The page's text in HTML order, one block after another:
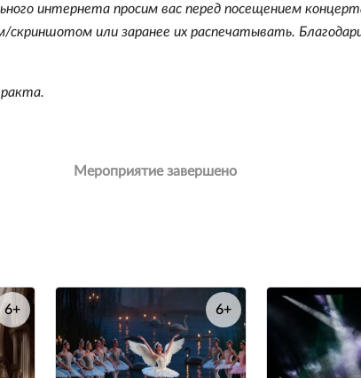
интернета просим вас перед посещением
или заранее их распечатывать.
Мероприятие завершено
6+ 6+